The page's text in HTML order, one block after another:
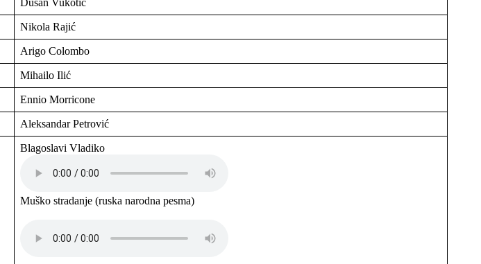
Nikola Rajić
Arigo Colombo
Mihailo Ilić
Ennio Morricone
Aleksandar Petrović
Blagoslavi Vladiko
Muško stradanje (ruska narodna pesma)